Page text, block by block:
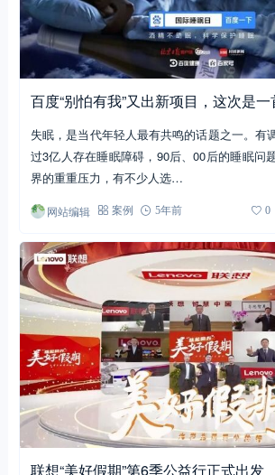
百度“别怕有我”又出新项目，这次是
失眠，是当代年轻人最有共鸣的话题之一。有
过3亿人存在睡眠障碍，90后、00后的睡眠问
界的重重压力，有不少人选…
网站编辑 案例 5年前 0
联想“美好假期”第6季公益行正式出发